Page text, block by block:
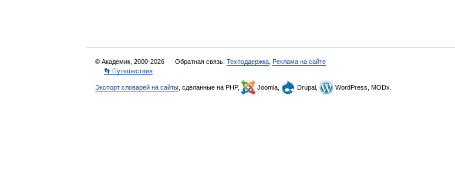
© Академик, 2000-2026 Обратная связь: Техподдержка Реклама на сайте
👣 Путешествия
Экспорт словарей на сайты , сделанные на PHP, Joomla, Drupal, WordPress, MODx.